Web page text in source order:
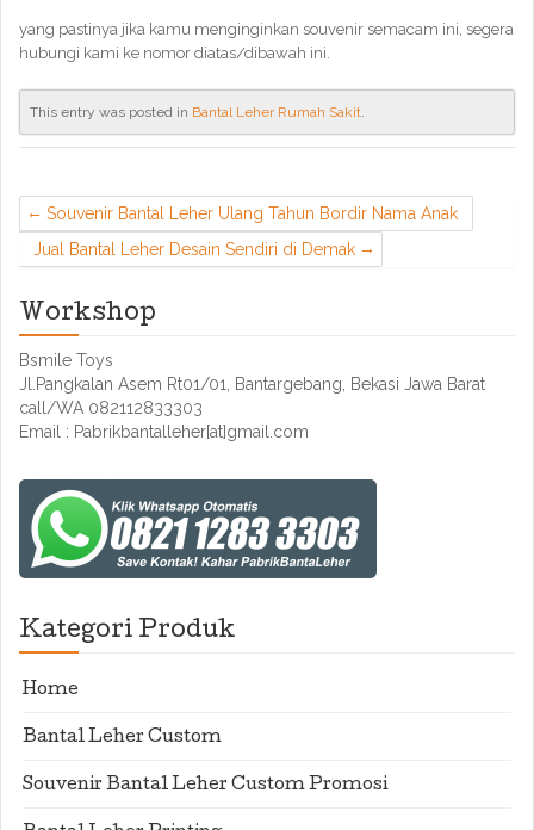
yang pastinya jika kamu menginginkan souvenir semacam ini, segera
hubungi kami ke nomor diatas/dibawah ini.
This entry was posted in Bantal Leher Rumah Sakit.
Souvenir Bantal Leher Ulang Tahun Bordir Nama Anak
Jual Bantal Leher Desain Sendiri di Demak
Workshop
Bsmile Toys
Jl.Pangkalan Asem Rt01/01, Bantargebang, Bekasi Jawa Barat
call/WA 082112833303
Email : Pabrikbantalleher[at]gmail.com
Kategori Produk
Home
Bantal Leher Custom
Souvenir Bantal Leher Custom Promosi